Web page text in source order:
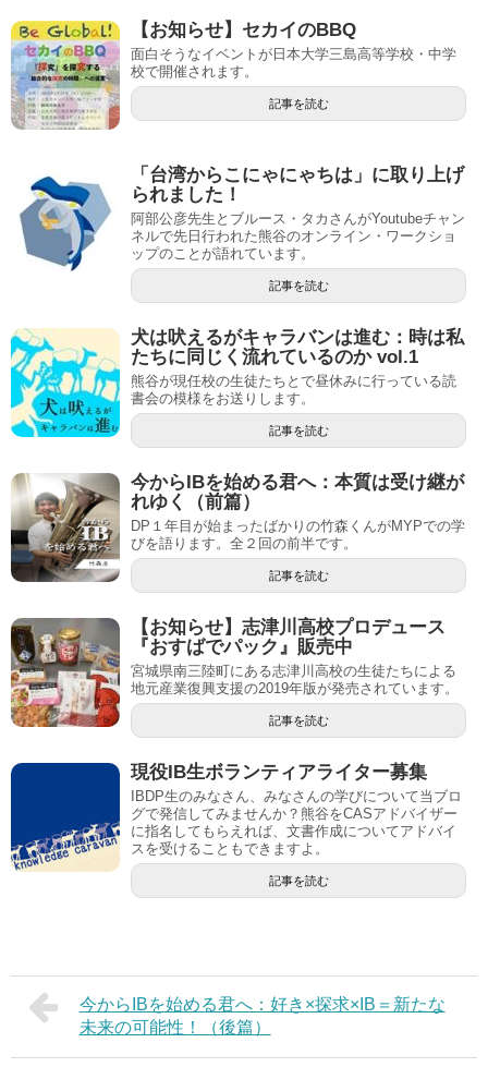
【お知らせ】セカイのBBQ
面白そうなイベントが日本大学三島高等学校・中学
校で開催されます。
記事を読む
「台湾からこにゃにゃちは」に取り上げ
られました！
阿部公彦先生とブルース・タカさんがYoutubeチャン
ネルで先日行われた熊谷のオンライン・ワークショ
ップのことが語れています。
記事を読む
犬は吠えるがキャラバンは進む：時は私
たちに同じく流れているのか vol.1
熊谷が現任校の生徒たちとで昼休みに行っている読
書会の模様をお送りします。
記事を読む
今からIBを始める君へ：本質は受け継が
れゆく（前篇）
DP１年目が始まったばかりの竹森くんがMYPでの学
びを語ります。全２回の前半です。
記事を読む
【お知らせ】志津川高校プロデュース
『おすばでパック』販売中
宮城県南三陸町にある志津川高校の生徒たちによる
地元産業復興支援の2019年版が発売されています。
記事を読む
現役IB生ボランティアライター募集
IBDP生のみなさん、みなさんの学びについて当ブロ
グで発信してみませんか？熊谷をCASアドバイザー
に指名してもらえれば、文書作成についてアドバイ
スを受けることもできますよ。
記事を読む
今からIBを始める君へ：好き×探求×IB＝新たな
未来の可能性！（後篇）